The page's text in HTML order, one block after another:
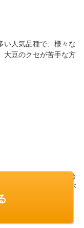
い人気品種で、様々な
大豆のクセが苦手な方
役になる煮豆をはじめ
ッタリ。また、糖質が
も向いています。